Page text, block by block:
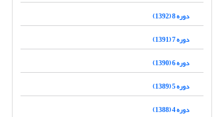
دوره 8 (1392)
دوره 7 (1391)
دوره 6 (1390)
دوره 5 (1389)
دوره 4 (1388)